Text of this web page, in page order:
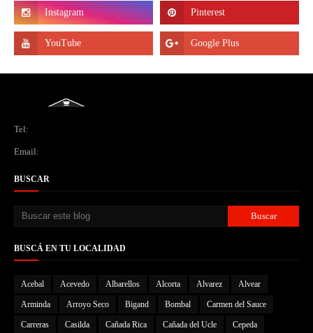
Tel:
Email:
BUSCAR
BUSCÁ EN TU LOCALIDAD
Acebal Acevedo Albarellos Alcorta Alvarez Alvear
Arminda Arroyo Seco Bigand Bombal Carmen del Sauce
Carreras Casilda Cañada Rica Cañada del Ucle Cepeda